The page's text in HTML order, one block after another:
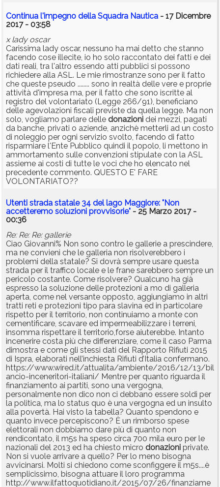
Continua l'impegno della Squadra Nautica - 17 Dicembre
2017 - 03:58
x lady oscar
Carissima lady oscar, nessuno ha mai detto che stanno
facendo cose illecite, io ho solo raccontato dei fatti e dei
dati reali, tra l'altro essendo atti pubblici si possono
richiedere alla ASL. Le mie rimostranze sono per il fatto
che queste pseudo ........ sono in realtà delle vere e proprie
attività d'impresa ma, per il fatto che sono iscritte al
registro del volontariato (Legge 266/91), beneficiano
delle agevolazioni fiscali previste da quella legge. Ma non
solo, vogliamo parlare delle donazioni dei mezzi, pagati
da banche, privati o aziende, anzichè metterli ad un costo
di noleggio per ogni servizio svolto, facendo di fatto
risparmiare l'Ente Pubblico quindi il popolo, li mettono in
ammortamento sulle convenzioni stipulate con la ASL
assieme ai costi di tutte le voci che ho elencato nel
precedente commento. QUESTO E' FARE
VOLONTARIATO??
Utenti strada statale 34 del lago Maggiore: "Non
accetteremo soluzioni provvisorie" - 25 Marzo 2017 -
00:36
Re: Re: Re: gallerie
Ciao Giovanni% Non sono contro le gallerie a prescindere,
ma ne convieni che le galleria non risolverebbero i
problemi della statale? Si dovrà sempre usare questa
strada per il traffico locale e le frane sarebbero sempre un
pericolo costante. Come risolvere? Qualcuno ha già
espresso la soluzione delle protezioni a mo di galleria
aperta, come nel versante opposto, aggiungiamo in altri
tratti reti e protezioni tipo para slavina ed in particolare
rispetto per il territorio, non continuiamo a monte con
cementificare, scavare ed impermeabilizzare i terreni,
insomma rispettare il territorio,forse aiuterebbe. Intanto
incenerire costa più che differenziare, come il caso Parma
dimostra e come gli stessi dati del Rapporto Rifiuti 2015
di Ispra, elaborati nell’inchiesta Rifiuti d’Italia confermano.
https://www.wired.it/attualita/ambiente/2016/12/13/bil
ancio-inceneritori-italiani/ Mentre per quanto riguarda il
finanziamento ai partiti, sono una vergogna,
personalmente non dico non ci debbano essere soldi per
la politica, ma lo status quo è una vergogna ed un insulto
alla povertà. Hai visto la tabella? Quanto spendono e
quanto invece percepiscono? È un rimborso spese
elettorali non dobbiamo dare più di quanto non
rendicontato, il m5s ha speso circa 700 mila euro per le
nazionali del 2013 ed ha chiesto micro donazioni private.
Non si vuole arrivare a quello? Per lo meno bisogna
avvicinarsi. Molti si chiedono come sconfiggere il m5s....è
semplicissimo, bisogna attuare il loro programma
http://www.ilfattoquotidiano.it/2015/07/26/finanziame